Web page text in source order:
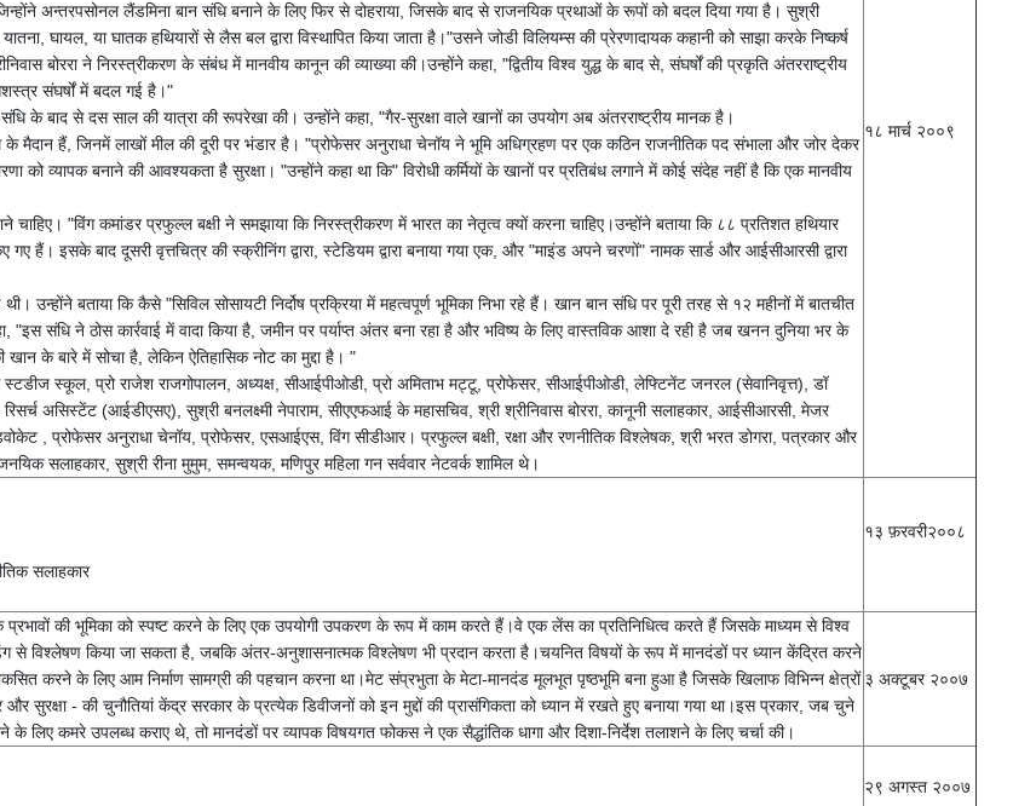
अन्तरपसोनल लैंडमिना बान संधि बनाने के लिए फिर से दोहराया, जिसके बाद से राजनयिक प्रथाओं के रूपों को बदल दिया गया है। सुश्री
घायल, या घातक हथियारों से लैस बल द्वारा विस्थापित किया जाता है।"उसने जोडी विलियम्स की प्रेरणादायक कहानी को साझा करके निष्कर्ष
बोररा ने निरस्त्रीकरण के संबंध में मानवीय कानून की व्याख्या की।उन्होंने कहा, "द्वितीय विश्व युद्ध के बाद से, संघर्षों की प्रकृति अंतरराष्ट्रीय
संघर्षों में बदल गई है।"
बाद से दस साल की यात्रा की रूपरेखा की। उन्होंने कहा, "गैर-सुरक्षा वाले खानों का उपयोग अब अंतरराष्ट्रीय मानक है।
मैदान हैं, जिनमें लाखों मील की दूरी पर भंडार है। "प्रोफेसर अनुराधा चेनॉय ने भूमि अधिग्रहण पर एक कठिन राजनीतिक पद संभाला और जोर देकर
को व्यापक बनाने की आवश्यकता है सुरक्षा। "उन्होंने कहा था कि" विरोधी कर्मियों के खानों पर प्रतिबंध लगाने में कोई संदेह नहीं है कि एक मानवीय
"विंग कमांडर प्रफुल्ल बक्षी ने समझाया कि निरस्त्रीकरण में भारत का नेतृत्व क्यों करना चाहिए।उन्होंने बताया कि ८८ प्रतिशत हथियार
गए हैं। इसके बाद दूसरी वृत्तचित्र की स्क्रीनिंग द्वारा, स्टेडियम द्वारा बनाया गया एक, और "माइंड अपने चरणों" नामक सार्ड और आईसीआरसी द्वारा
उन्होंने बताया कि कैसे "सिविल सोसायटी निर्दोष प्रक्रिया में महत्वपूर्ण भूमिका निभा रहे हैं। खान बान संधि पर पूरी तरह से १२ महीनों में बातचीत
संधि ने ठोस कार्रवाई में वादा किया है, जमीन पर पर्याप्त अंतर बना रहा है और भविष्य के लिए वास्तविक आशा दे रही है जब खनन दुनिया भर के
के बारे में सोचा है, लेकिन ऐतिहासिक नोट का मुद्दा है। "
स्टडीज स्कूल, प्रो राजेश राजगोपालन, अध्यक्ष, सीआईपीओडी, प्रो अमिताभ मट्टू, प्रोफेसर, सीआईपीओडी, लेफ्टिनेंट जनरल (सेवानिवृत्त), डॉ
असिस्टेंट (आईडीएसए), सुश्री बनलक्ष्मी नेपाराम, सीएएफआई के महासचिव, श्री श्रीनिवास बोररा, कानूनी सलाहकार, आईसीआरसी, मेजर
, प्रोफेसर अनुराधा चेनॉय, प्रोफेसर, एसआईएस, विंग सीडीआर। प्रफुल्ल बक्षी, रक्षा और रणनीतिक विश्लेषक, श्री भरत डोगरा, पत्रकार और
सलाहकार, सुश्री रीना मुमुम, समन्वयक, मणिपुर महिला गन सर्ववार नेटवर्क शामिल थे।
१८ मार्च २००९
सलाहकार
१३ फ़रवरी२००८
प्रभावों की भूमिका को स्पष्ट करने के लिए एक उपयोगी उपकरण के रूप में काम करते हैं।वे एक लेंस का प्रतिनिधित्व करते हैं जिसके माध्यम से विश्व
से विश्लेषण किया जा सकता है, जबकि अंतर-अनुशासनात्मक विश्लेषण भी प्रदान करता है।चयनित विषयों के रूप में मानदंडों पर ध्यान केंद्रित करने
करने के लिए आम निर्माण सामग्री की पहचान करना था।मेट संप्रभुता के मेटा-मानदंड मूलभूत पृष्ठभूमि बना हुआ है जिसके खिलाफ विभिन्न क्षेत्रों
और सुरक्षा - की चुनौतियां केंद्र सरकार के प्रत्येक डिवीजनों को इन मुद्दों की प्रासंगिकता को ध्यान में रखते हुए बनाया गया था।इस प्रकार, जब चुने
के लिए कमरे उपलब्ध कराए थे, तो मानदंडों पर व्यापक विषयगत फोकस ने एक सैद्धांतिक धागा और दिशा-निर्देश तलाशने के लिए चर्चा की।
३ अक्टूबर २००७
२९ अगस्त २००७